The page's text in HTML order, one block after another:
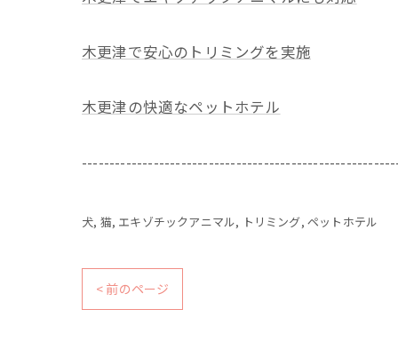
木更津で安心のトリミングを実施
木更津の快適なペットホテル
犬 猫 エキゾチックアニマル トリミング ペットホテル
< 前のページ